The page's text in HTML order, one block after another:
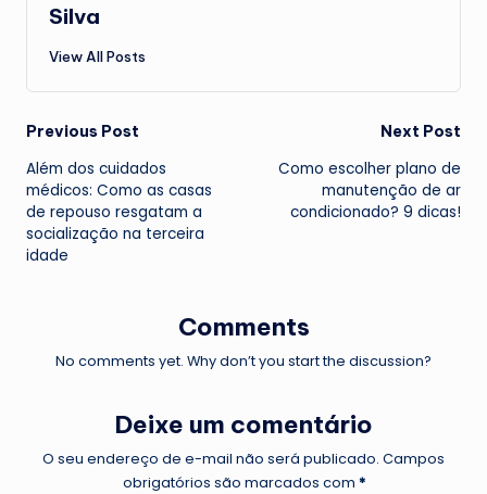
Silva
View All Posts
Post
navigation
Previous Post
Além dos cuidados
médicos: Como as casas
de repouso resgatam a
socialização na terceira
idade
Next Post
Como escolher plano de
manutenção de ar
condicionado? 9 dicas!
Comments
No comments yet. Why don’t you start the discussion?
Deixe um comentário
O seu endereço de e-mail não será publicado. Campos
obrigatórios são marcados com *